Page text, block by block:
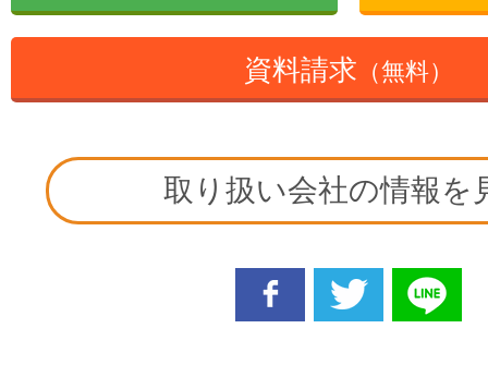
資料請求 （無料）
取り扱い会社の情報を